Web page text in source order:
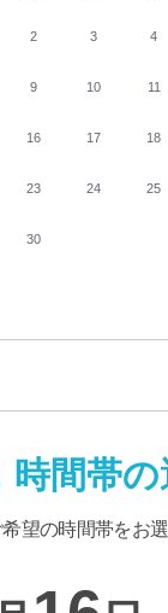
2 3 4
9 10 11
16 17 18
23 24 25
30
時間帯の
望の時間帯をお